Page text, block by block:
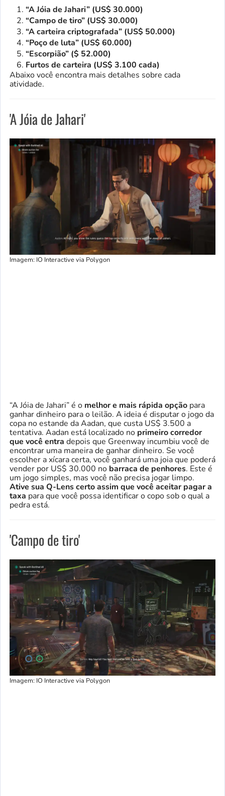
“A Jóia de Jahari” (US$ 30.000)
“Campo de tiro” (US$ 30.000)
“A carteira criptografada” (US$ 50.000)
“Poço de luta” (US$ 60.000)
“Escorpião” ($ 52.000)
Furtos de carteira (US$ 3.100 cada)
Abaixo você encontra mais detalhes sobre cada
atividade.
'A Jóia de Jahari'
Imagem: IO Interactive via Polygon
“A Jóia de Jahari” é o melhor e mais rápida opção para
ganhar dinheiro para o leilão. A ideia é disputar o jogo da
copa no estande da Aadan, que custa US$ 3.500 a
tentativa. Aadan está localizado no primeiro corredor
que você entra depois que Greenway incumbiu você de
encontrar uma maneira de ganhar dinheiro. Se você
escolher a xícara certa, você ganhará uma joia que poderá
vender por US$ 30.000 no barraca de penhores. Este é
um jogo simples, mas você não precisa jogar limpo.
Ative sua Q-Lenscerto assim que você aceitar pagar a
taxa para que você possa identificar o copo sob o qual a
pedra está.
'Campo de tiro'
Imagem: IO Interactive via Polygon